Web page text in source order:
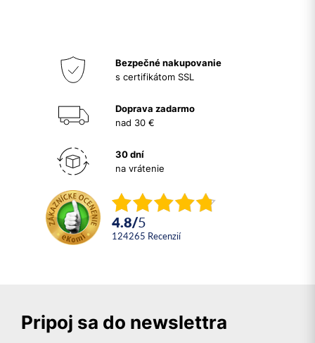
Bezpečné nakupovanie
s certifikátom SSL
Doprava zadarmo
nad 30 €
30 dní
na vrátenie
4.8/5
124265 recenzií
Pripoj sa do newslettra